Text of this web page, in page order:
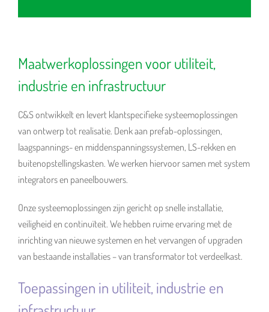
Maatwerkoplossingen voor utiliteit,
industrie en infrastructuur
C&S ontwikkelt en levert klantspecifieke systeemoplossingen
van ontwerp tot realisatie. Denk aan prefab-oplossingen,
laagspannings- en middenspanningssystemen, LS-rekken en
buitenopstellingskasten. We werken hiervoor samen met system
integrators en paneelbouwers.
Onze systeemoplossingen zijn gericht op snelle installatie,
veiligheid en continuïteit. We hebben ruime ervaring met de
inrichting van nieuwe systemen en het vervangen of upgraden
van bestaande installaties – van transformator tot verdeelkast.
Toepassingen in utiliteit, industrie en